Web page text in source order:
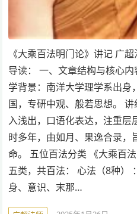
《大乘百法明门论》讲记 广
导读： 一、文章结构与核心
学背景：南洋大学理学系出身
国，专研中观、般若思想。
入浅出，口语化表达，注重层
时多年，由如月、果逸合录，
命。 五位百法分类 《大乘百
五类，共百法： 心法（8种）
身、意识、末那…